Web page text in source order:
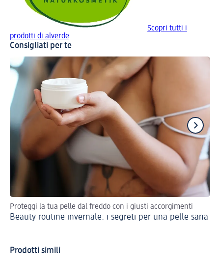
Scopri tutti i
prodotti di alverde
Consigliati per te
Proteggi la tua pelle dal freddo con i giusti accorgimenti
Beauty routine invernale: i segreti per una pelle sana
Prodotti simili